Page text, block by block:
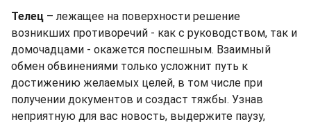
Телец – лежащее на поверхности решение
возникших противоречий - как с руководством, так и
домочадцами - окажется поспешным. Взаимный
обмен обвинениями только усложнит путь к
достижению желаемых целей, в том числе при
получении документов и создаст тяжбы. Узнав
неприятную для вас новость, выдержите паузу,